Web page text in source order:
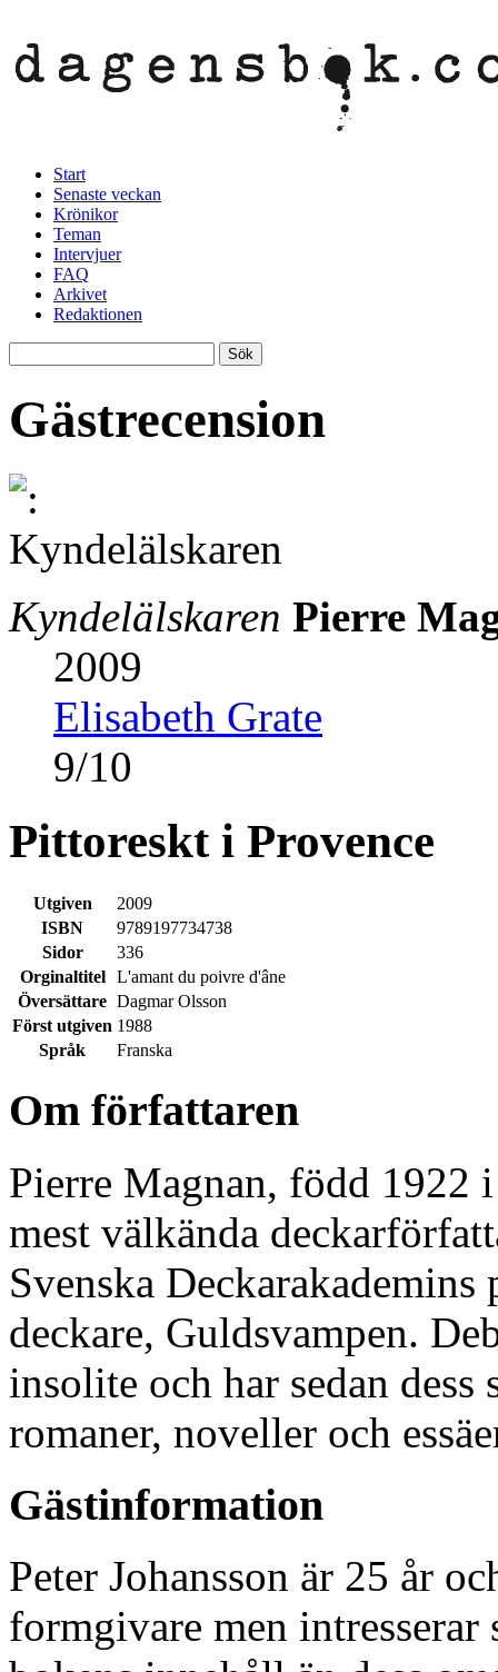
Start
Senaste veckan
Krönikor
Teman
Intervjuer
FAQ
Arkivet
Redaktionen
Gästrecension
Kyndelälskaren Pierre
2009
Elisabeth Grate
9/10
Pittoreskt i Provence
Utgiven
2009
ISBN
9789197734738
Sidor
336
Orginaltitel
L'amant du poivre d'âne
Översättare Dagmar Olsson
Först utgiven 1988
Språk
Franska
Om författaren
Pierre Magnan, född 1922
mest välkända
Svenska
deckare, Guldsvampen.
insolite och har sedan
romaner, noveller och
Gästinformation
Peter Johansson är 25 år
formgivare men